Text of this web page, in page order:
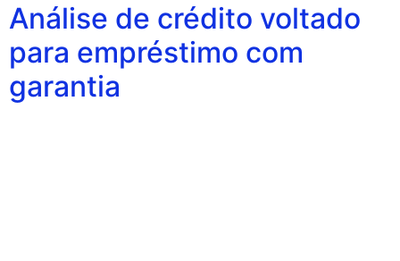
Análise de crédito voltado
para empréstimo com
garantia